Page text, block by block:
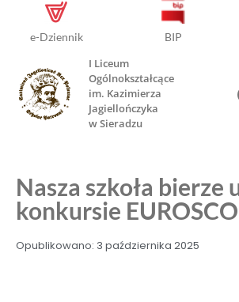
e-Dziennik BIP
I Liceum
Ogólnokształcące
im. Kazimierza
Jagiellończyka
w Sieradzu
Nasza szkoła bierze
konkursie
Opublikowano: 3 października 2025